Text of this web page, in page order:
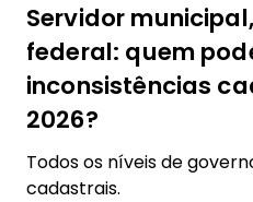
Servidor
federal: quem
inconsistências
2026?
Todos os níveis de
cadastrais.